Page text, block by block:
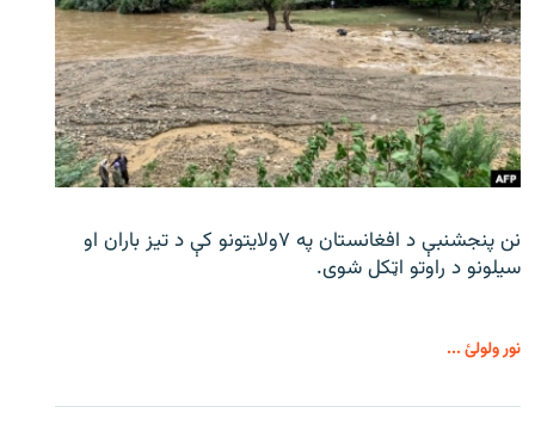
نن پنجشنبې د افغانستان په ۷ولایتونو کې د تیز باران او
سیلونو د راوتو اټکل شوی.
نور ولولئ ...